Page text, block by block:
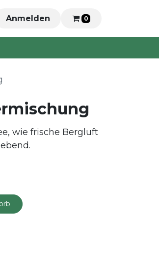
Anmelden 0
wie frische Bergluft